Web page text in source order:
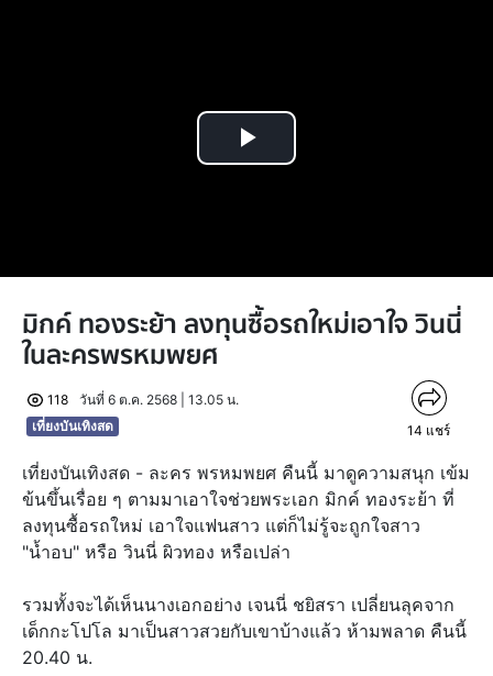
Play
มิกค์ ทองระย้า ลงทุนซื้อรถใหม่เอาใจ วินนี่
ในละครพรหมพยศ
118
วันที่ 6 ต.ค. 2568 | 13.05 น.
เที่ยงบันเทิงสด
14 แชร์
เที่ยงบันเทิงสด - ละคร พรหมพยศ คืนนี้ มาดูความสนุก เข้ม
ข้นขึ้นเรื่อย ๆ ตามมาเอาใจช่วยพระเอก มิกค์ ทองระย้า ที่
ลงทุนซื้อรถใหม่ เอาใจแฟนสาว แต่ก็ไม่รู้จะถูกใจสาว
"น้ำอบ" หรือ วินนี่ ผิวทอง หรือเปล่า
รวมทั้งจะได้เห็นนางเอกอย่าง เจนนี่ ชยิสรา เปลี่ยนลุคจาก
เด็กกะโปโล มาเป็นสาวสวยกับเขาบ้างแล้ว ห้ามพลาด คืนนี้
20.40 น.